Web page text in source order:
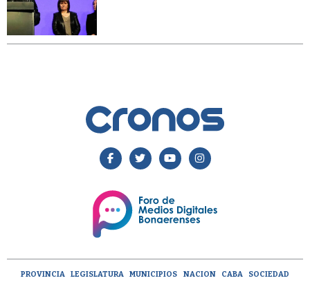
PROVINCIA LEGISLATURA MUNICIPIOS NACION CABA SOCIEDAD